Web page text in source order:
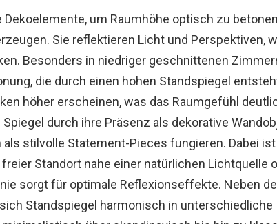
um Raumhöhe optisch zu
Sie reflektieren Licht und Perspektiven,
Besonders in niedriger geschnittenen
die durch einen hohen Standspiegel
höher erscheinen, was das Raumgefühl
durch ihre Präsenz als dekorative
stilvolle Statement-Pieces fungieren. Dabei
Standort nahe einer natürlichen Lichtquelle
sorgt für optimale Reflexionseffekte. Neben
Standspiegel harmonisch in unterschiedliche